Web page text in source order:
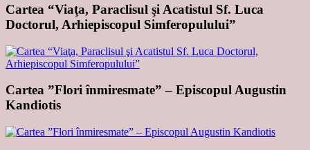
Cartea “Viaţa, Paraclisul şi Acatistul Sf. Luca
Doctorul, Arhiepiscopul Simferopulului”
Cartea ”Flori înmiresmate” – Episcopul Augustin
Kandiotis